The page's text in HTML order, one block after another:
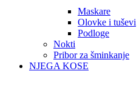
Maskare
Olovke i tuševi
Podloge
Nokti
Pribor za šminkanje
NJEGA KOSE